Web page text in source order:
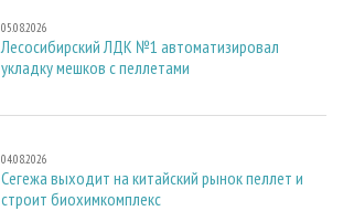
05.08.2026
Лесосибирский ЛДК №1 автоматизировал
укладку мешков с пеллетами
04.08.2026
Сегежа выходит на китайский рынок пеллет и
строит биохимкомплекс